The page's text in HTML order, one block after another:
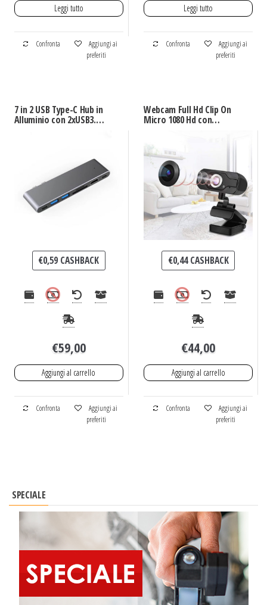
Leggi tutto
Confronta
Aggiungi ai
preferiti
Leggi tutto
Confronta
Aggiungi ai
preferiti
7 in 2 USB Type-C Hub in
Alluminio con 2xUSB3.0,
€0,59 CASHBACK
€59,00
Aggiungi al carrello
Confronta
Aggiungi ai
preferiti
Webcam Full Hd Clip On
Micro 1080 Hd con
€0,44CASHBACK
€44,00
Aggiungi al carrello
Confronta
Aggiungi ai
preferiti
SPECIALE